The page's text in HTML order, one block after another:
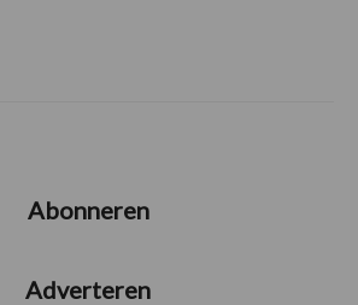
Abonneren
Adverteren